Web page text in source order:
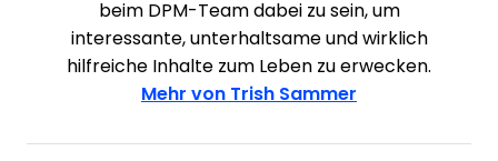
beim DPM-Team dabei zu sein, um
interessante, unterhaltsame und wirklich
hilfreiche Inhalte zum Leben zu erwecken.
Mehr von Trish Sammer